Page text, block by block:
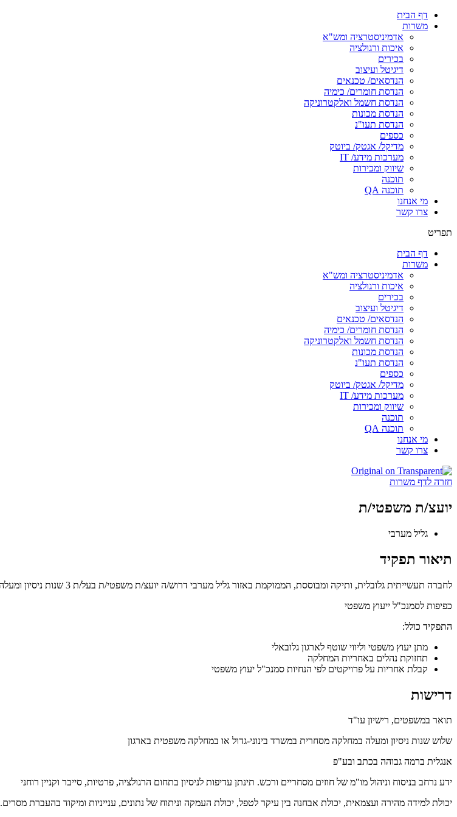
דף הבית
משרות
אדמיניסטרציה ומש"א
איכות ורגולציה
בכירים
דיגיטל ועיצוב
הנדסאים/ טכנאים
הנדסת חומרים/ כימיה
הנדסת חשמל ואלקטרוניקה
הנדסת מכונות
הנדסת תעו"נ
כספים
מדיקל/ אגטק/ ביוטק
מערכות מידע/ IT
שיווק ומכירות
תוכנה
תוכנה QA
מי אנחנו
צרו קשר
תפריט
דף הבית
משרות
אדמיניסטרציה ומש"א
איכות ורגולציה
בכירים
דיגיטל ועיצוב
הנדסאים/ טכנאים
הנדסת חומרים/ כימיה
הנדסת חשמל ואלקטרוניקה
הנדסת מכונות
הנדסת תעו"נ
כספים
מדיקל/ אגטק/ ביוטק
מערכות מידע/ IT
שיווק ומכירות
תוכנה
תוכנה QA
מי אנחנו
צרו קשר
חזרה לדף משרות
יועצ/ת משפטי/ת
גליל מערבי
תיאור תפקיד
לחברה תעשייתית גלובלית, ותיקה ומבוססת, הממוקמת באזור גליל מערבי דרוש/ה יועצ/ת משפטי/ת בעל/ת 3 שנות ניסיון ומעלה (לא כולל התמחות) במחלקה מסחרית במשרד עו"ד או במחלקה משפטית בארגון עסקי.
כפיפות לסמנכ"ל ייעוץ משפטי
התפקיד כולל:
מתן יעוץ משפטי וליווי שוטף לארגון גלובאלי
תחזוקת נהלים באחריות המחלקה
קבלת אחריות על פרויקטים לפי הנחיות סמנכ"ל יעוץ משפטי
דרישות
תואר במשפטים, רישיון עו"ד
שלוש שנות ניסיון ומעלה במחלקה מסחרית במשרד בינוני-גדול או במחלקה משפטית בארגון
אנגלית ברמה גבוהה בכתב ובע"פ
ידע נרחב בניסוח וניהול מו"מ של חוזים מסחריים ורכש. תינתן עדיפות לניסיון בתחום הרגולציה, פרטיות, סייבר וקניין רוחני
יכולת למידה מהירה ועצמאית, יכולת אבחנה בין עיקר לטפל, יכולת העמקה וניתוח של נתונים, ענייניות ומיקוד בהעברת מסרים.